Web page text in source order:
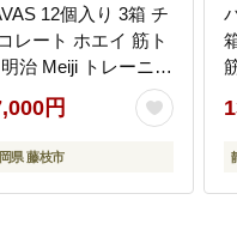
12個入り 3箱 チ
レート ホエイ 筋ト
Meiji トレーニン
PT0069-000020
円
県 藤枝市